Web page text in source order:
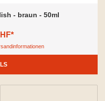
- braun - 50ml